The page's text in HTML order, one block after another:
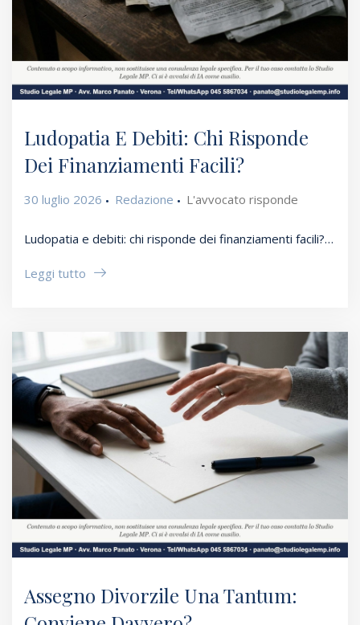
Ludopatia E Debiti: Chi Risponde
Dei Finanziamenti Facili?
30 luglio 2026 Redazione L'avvocato risponde
Ludopatia e debiti: chi risponde dei finanziamenti facili?…
Leggi tutto
Assegno Divorzile Una Tantum: